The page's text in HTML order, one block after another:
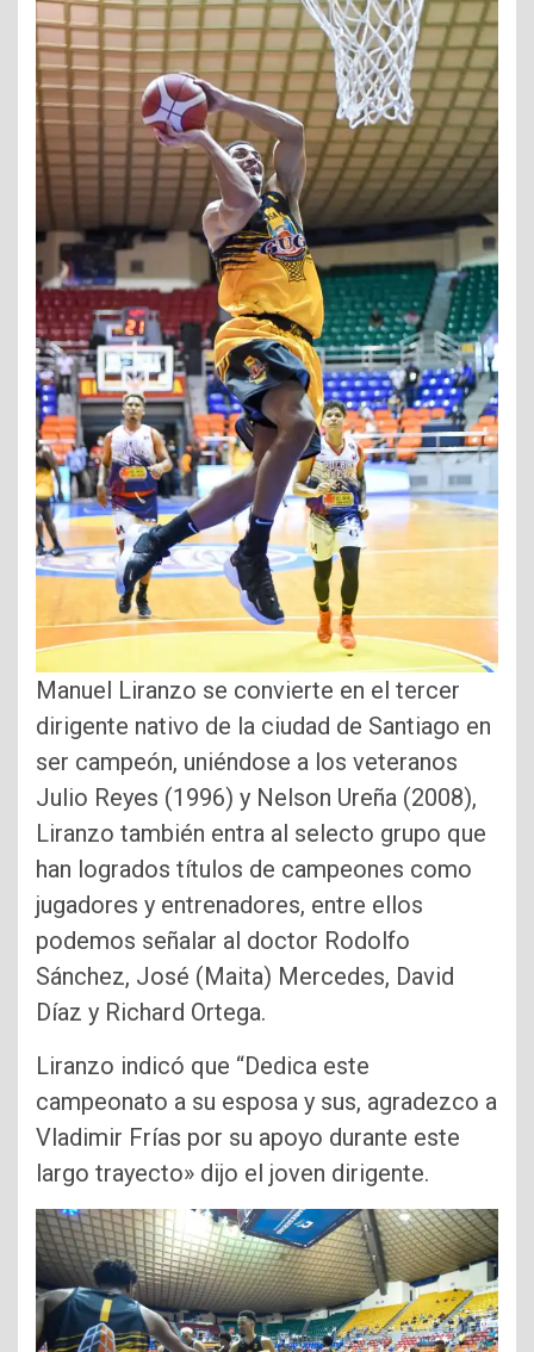
Manuel Liranzo se convierte en el tercer
dirigente nativo de la ciudad de Santiago en
ser campeón, uniéndose a los veteranos
Julio Reyes (1996) y Nelson Ureña (2008),
Liranzo también entra al selecto grupo que
han logrados títulos de campeones como
jugadores y entrenadores, entre ellos
podemos señalar al doctor Rodolfo
Sánchez, José (Maita) Mercedes, David
Díaz y Richard Ortega.
Liranzo indicó que “Dedica este
campeonato a su esposa y sus, agradezco a
Vladimir Frías por su apoyo durante este
largo trayecto» dijo el joven dirigente.